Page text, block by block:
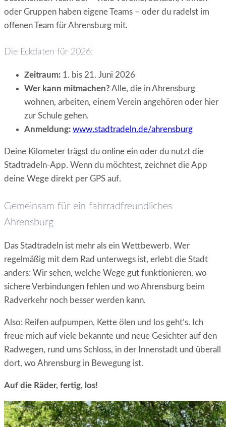
oder Gruppen haben eigene Teams – oder du radelst im
offenen Team für Ahrensburg mit.
Die Eckdaten für 2026:
Zeitraum: 1. bis 21. Juni 2026
Wer kann mitmachen? Alle, die in Ahrensburg
wohnen, arbeiten, einem Verein angehören oder hier
zur Schule gehen.
Anmeldung: www.stadtradeln.de/ahrensburg
Deine Kilometer trägst du online ein oder du nutzt die
Stadtradeln-App. Wenn du möchtest, zeichnet die App
deine Wege direkt per GPS auf.
Gemeinsam für ein fahrradfreundliches
Ahrensburg
Das Stadtradeln ist mehr als ein Wettbewerb. Wer
regelmäßig mit dem Rad unterwegs ist, erlebt die Stadt
anders: Wir sehen, welche Wege gut funktionieren, wo
sichere Verbindungen fehlen und wo Ahrensburg beim
Radverkehr noch besser werden kann.
Also: Reifen aufpumpen, Kette ölen und los geht’s. Ich
freue mich auf viele bekannte und neue Gesichter auf den
Radwegen, rund ums Schloss, in der Innenstadt und überall
dort, wo Ahrensburg in Bewegung ist.
Auf die Räder, fertig, los!